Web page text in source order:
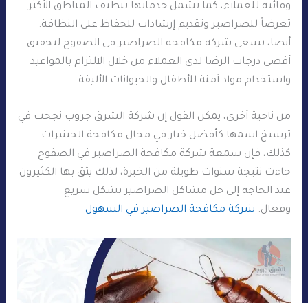
وقائية للعملاء، كما تشمل خدماتها تنظيف المناطق الأكثر
تعرضاً للصراصير وتقديم إرشادات للحفاظ على النظافة.
أيضا، تسعى شركة مكافحة الصراصير في الصفوح لتحقيق
أقصى درجات الرضا لدى العملاء من خلال الالتزام بالمواعيد
واستخدام مواد آمنة للأطفال والحيوانات الأليفة.
من ناحية أخرى، يمكن القول إن شركة الشرق جروب نجحت في
ترسيخ اسمها كأفضل خيار في مجال مكافحة الحشرات.
كذلك، فإن سمعة شركة مكافحة الصراصير في الصفوح
جاءت نتيجة سنوات طويلة من الخبرة، لذلك يثق بها الكثيرون
عند الحاجة إلى حل مشاكل الصراصير بشكل سريع
وفعال. شركة مكافحة الصراصير في السهول